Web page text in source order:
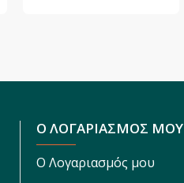
Ο ΛΟΓΑΡΙΑΣΜΟΣ ΜΟΥ
Ο Λογαριασμός μου